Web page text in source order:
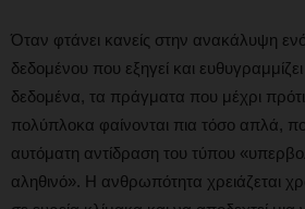
Όταν φτάνει κανείς στην ανακάλυψη
δεδομένου που εξηγεί και
δεδομένα, τα πράγματα που μέχρι
πολύπλοκα φαίνονται πια τόσο απλά,
αυτόματη αντίδραση του τύπου
αληθινό». Η ανθρωπότητα χρειάζεται